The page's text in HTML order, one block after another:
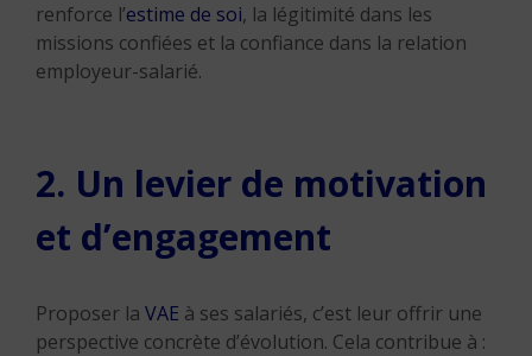
renforce l’estime de soi, la légitimité dans les
missions confiées et la confiance dans la relation
employeur-salarié.
2. Un levier de motivation
et d’engagement
Proposer la VAE à ses salariés, c’est leur offrir une
perspective concrète d’évolution. Cela contribue à :